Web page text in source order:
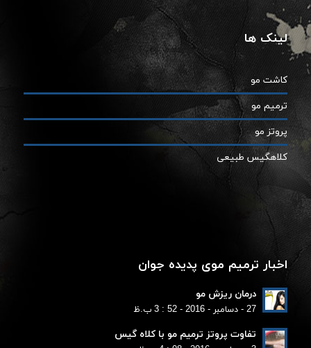
لینک ها
کاشت مو
ترمیم مو
پروتز مو
کلاهگیس طبیعی
اخبار ترمیم موی پدیده جوان
درمان ریزش مو
27 - دسامبر - 2016 - 52 : 3 ب.ظ
تفاوت پروتز ترمیم مو با کلاه گیس